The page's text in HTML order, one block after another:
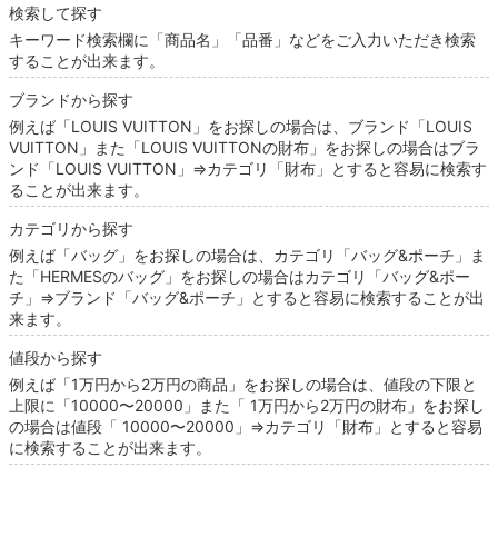
検索して探す
キーワード検索欄に「商品名」「品番」などをご入力いただき検索
することが出来ます。
ブランドから探す
例えば「LOUIS VUITTON」をお探しの場合は、ブランド「LOUIS
VUITTON」また「LOUIS VUITTONの財布」をお探しの場合はブラ
ンド「LOUIS VUITTON」⇒カテゴリ「財布」とすると容易に検索す
ることが出来ます。
カテゴリから探す
例えば「バッグ」をお探しの場合は、カテゴリ「バッグ&ポーチ」ま
た「HERMESのバッグ」をお探しの場合はカテゴリ「バッグ&ポー
チ」⇒ブランド「バッグ&ポーチ」とすると容易に検索することが出
来ます。
値段から探す
例えば「1万円から2万円の商品」をお探しの場合は、値段の下限と
上限に「10000〜20000」また「 1万円から2万円の財布」をお探し
の場合は値段「 10000〜20000」⇒カテゴリ「財布」とすると容易
に検索することが出来ます。